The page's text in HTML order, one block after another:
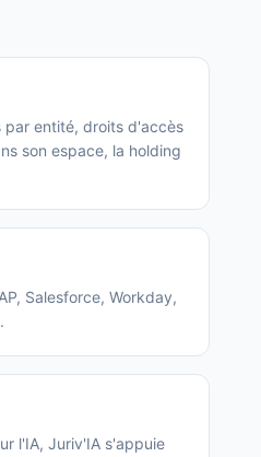
par entité, droits d'accès
son espace, la holding
Salesforce, Workday,
l'IA, Juriv'IA s'appuie